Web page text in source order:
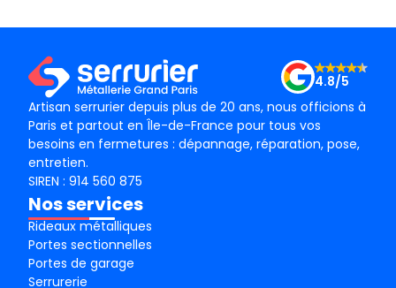
Artisan serrurier depuis plus de 20 ans, nous officions à
Paris et partout en Île-de-France pour tous vos
besoins en fermetures : dépannage, réparation, pose,
entretien.
4.8/5
SIREN : 914 560 875
Nos services
Rideaux métalliques
Portes sectionnelles
Portes de garage
Serrurerie